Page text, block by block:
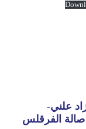
علني-
صالة الفرقلس